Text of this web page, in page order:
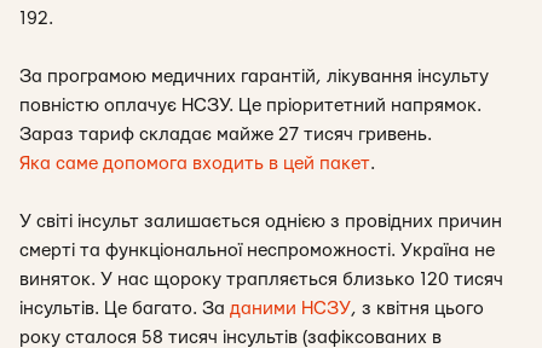
192.
За програмою медичних гарантій, лікування інсульту
повністю оплачує НСЗУ. Це пріоритетний напрямок.
Зараз тариф складає майже 27 тисяч гривень.
Яка саме допомога входить в цей пакет.
У світі інсульт залишається однією з провідних причин
смерті та функціональної неспроможності. Україна не
виняток. У нас щороку трапляється близько 120 тисяч
інсультів. Це багато. За даними НСЗУ, з квітня цього
року сталося 58 тисяч інсультів (зафіксованих в